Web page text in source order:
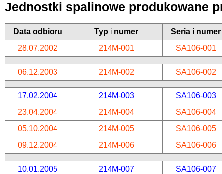
Jednostki spalinowe produkowane
Data odbioru Typ i numer
Seria i numer
28.07.2002
214M-001 SA106-001
06.12.2003 214M-002 SA106-002
17.02.2004 214M-003
SA106-003
23.04.2004
214M-004
SA106-004
05.10.2004
214M-005
SA106-005
09.12.2004
214M-006 SA106-006
10.01.2005 214M-007
SA106-007